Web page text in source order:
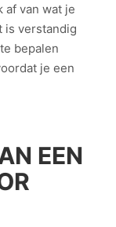
af van wat je
is verstandig
bepalen
je een
EEN